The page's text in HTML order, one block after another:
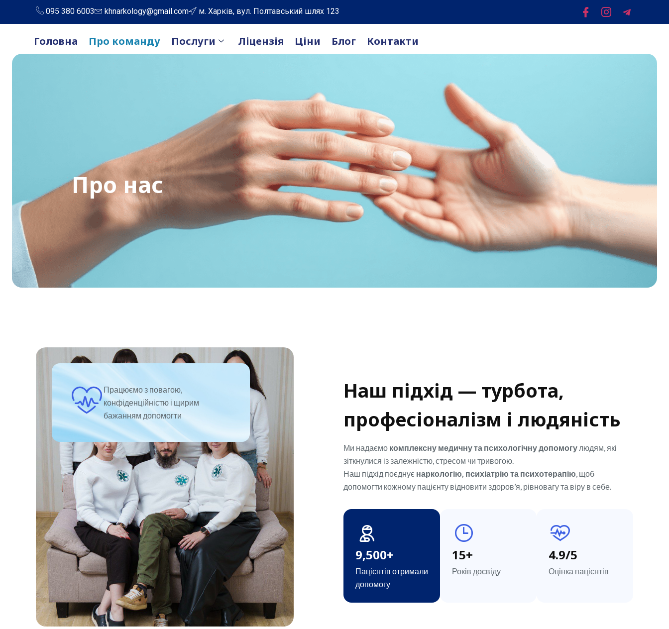
095 380 6003 khnarkology@gmail.com м. Харків, вул. Полтавський шлях 123
Головна Про команду Послуги Ліцензія Ціни Блог Контакти
Про нас
Працюємо з повагою,
конфіденційністю і щирим
бажанням допомогти
Наш підхід — турбота,
професіоналізм і людяність
Ми надаємо комплексну медичну та психологічну допомогу людям, які
зіткнулися із залежністю, стресом чи тривогою.
Наш підхід поєднує наркологію, психіатрію та психотерапію , щоб
допомогти кожному пацієнту відновити здоров’я, рівновагу та віру в себе.
Пацієнтів отримали
допомогу
9,500+
Років досвіду
15+
Оцінка пацієнтів
4.9/5